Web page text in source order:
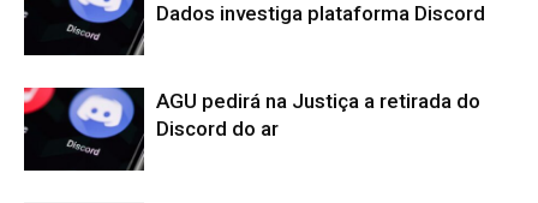
Dados investiga plataforma Discord
AGU pedirá na Justiça a retirada do
Discord do ar